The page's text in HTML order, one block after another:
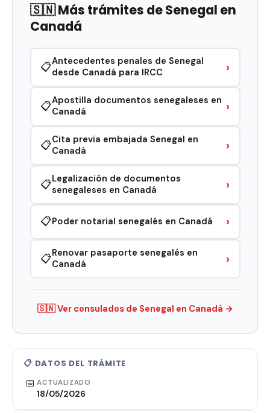
📋 DATOS DEL TRÁMITE
📅 ACTUALIZADO
18/05/2026
🇸🇳 Más trámites de Senegal en
Canadá
📋Antecedentes penales de Senegal
desde Canadá para IRCC
›
📋Apostilla documentos senegaleses en
Canadá
›
📋Cita previa embajada Senegal en
Canadá
›
📋Legalización de documentos
senegaleses en Canadá
›
📋Poder notarial senegalés en Canadá ›
📋Renovar pasaporte senegalés en
Canadá
›
🇸🇳 Ver consulados de Senegal en Canadá →